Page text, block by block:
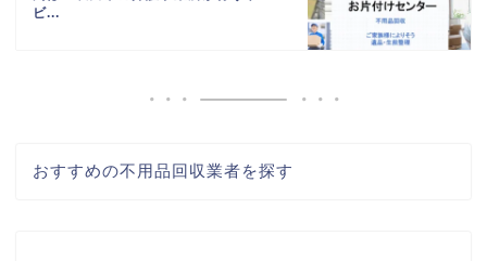
ビ...
おすすめの不用品回収業者を探す